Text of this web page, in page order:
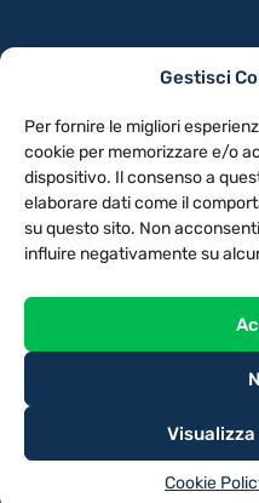
Gestisci
Per fornire le migliori
cookie per memorizzare e/o
dispositivo. Il consenso a
elaborare dati come il
su questo sito. Non
influire negativamente su
Cookie
NOTE LEGALI
TV
Via Monteleonese
Tel.